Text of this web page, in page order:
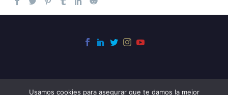
Usamos cookies para asegurar que te damos la mejor